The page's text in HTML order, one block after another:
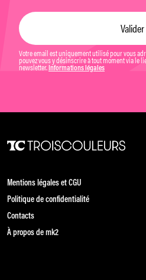
Votre email est uniquement utilisé pour vous
pouvez vous y désinscrire à tout moment via le
newsletter. Informations légales
Mentions légales et CGU
Politique de confidentialité
Contacts
À propos de mk2